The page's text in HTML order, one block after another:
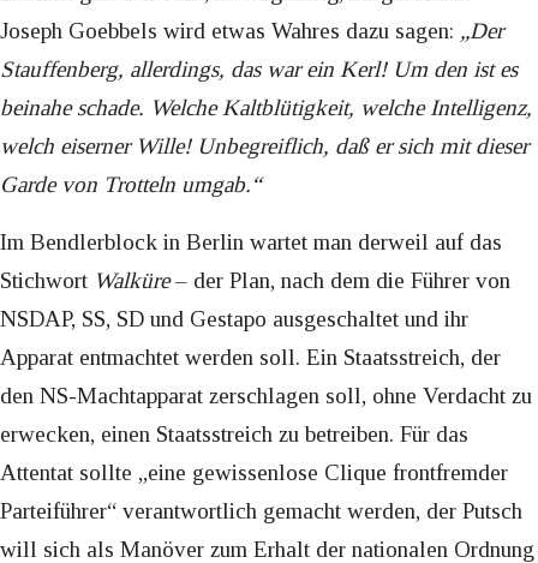
Joseph Goebbels wird etwas Wahres dazu sagen: „Der
Stauffenberg, allerdings, das war ein Kerl! Um den ist es
beinahe schade. Welche Kaltblütigkeit, welche Intelligenz,
welch eiserner Wille! Unbegreiflich, daß er sich mit dieser
Garde von Trotteln umgab.“
Im Bendlerblock in Berlin wartet man derweil auf das
Stichwort Walküre– der Plan, nach dem die Führer von
NSDAP, SS, SD und Gestapo ausgeschaltet und ihr
Apparat entmachtet werden soll. Ein Staatsstreich, der
den NS-Machtapparat zerschlagen soll, ohne Verdacht zu
erwecken, einen Staatsstreich zu betreiben. Für das
Attentat sollte „eine gewissenlose Clique frontfremder
Parteiführer“ verantwortlich gemacht werden, der Putsch
will sich als Manöver zum Erhalt der nationalen Ordnung